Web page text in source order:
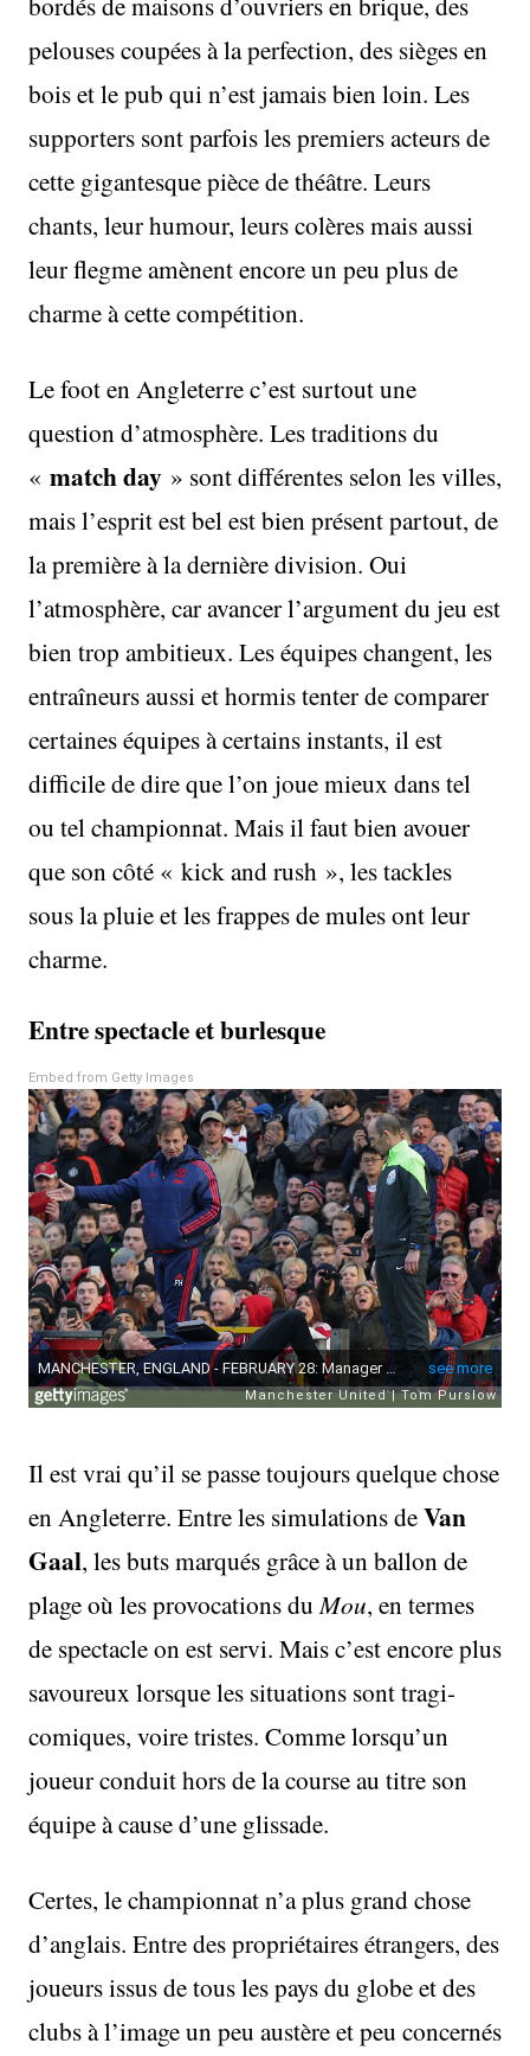
pelouses coupées à la perfection, des sièges en
bois et le pub qui n’est jamais bien loin. Les
supporters sont parfois les premiers acteurs de
cette gigantesque pièce de théâtre. Leurs
chants, leur humour, leurs colères mais aussi
leur flegme amènent encore un peu plus de
charme à cette compétition.
Le foot en Angleterre c’est surtout une
question d’atmosphère. Les traditions du
« match day » sont différentes selon les villes,
mais l’esprit est bel est bien présent partout, de
la première à la dernière division. Oui
l’atmosphère, car avancer l’argument du jeu est
bien trop ambitieux. Les équipes changent, les
entraîneurs aussi et hormis tenter de comparer
certaines équipes à certains instants, il est
difficile de dire que l’on joue mieux dans tel
ou tel championnat. Mais il faut bien avouer
que son côté « kick and rush », les tackles
sous la pluie et les frappes de mules ont leur
charme.
Entre spectacle et burlesque
Embed from Getty Images
Il est vrai qu’il se passe toujours quelque chose
en Angleterre. Entre les simulations deVan
Gaal, les buts marqués grâce à un ballon de
plage où les provocations duMou, en termes
de spectacle on est servi. Mais c’est encore plus
savoureux lorsque les situations sont tragi-
comiques, voire tristes. Comme lorsqu’un
joueur conduit hors de la course au titre son
équipe à cause d’une glissade.
Certes, le championnat n’a plus grand chose
d’anglais. Entre des propriétaires étrangers, des
joueurs issus de tous les pays du globe et des
clubs à l’image un peu austère et peu concernés